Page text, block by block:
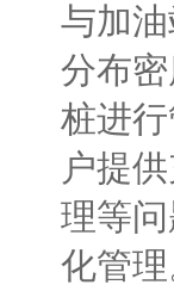
与加
分布
桩进
户提
理等
化管